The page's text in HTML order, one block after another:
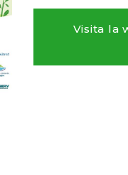
Visita la